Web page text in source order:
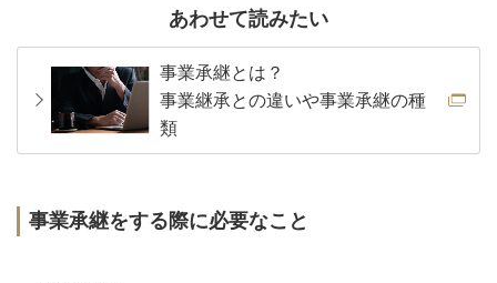
あわせて読みたい
事業承継とは？
事業継承との違いや事業承継の種
類
事業承継をする際に必要なこと